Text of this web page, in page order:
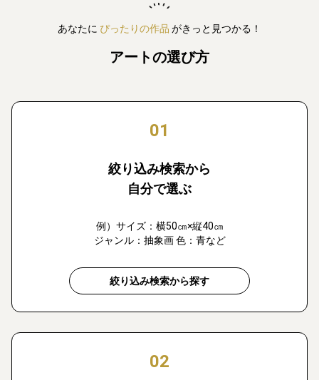
あなたに ぴったりの作品 がきっと見つかる！
アートの選び方
01
絞り込み検索から
自分で選ぶ
例）サイズ：横50㎝×縦40㎝
ジャンル：抽象画 色：青など
絞り込み検索から探す
02